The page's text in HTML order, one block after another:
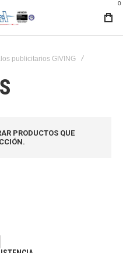
0
publicitarios GIVING
PRODUCTOS QUE